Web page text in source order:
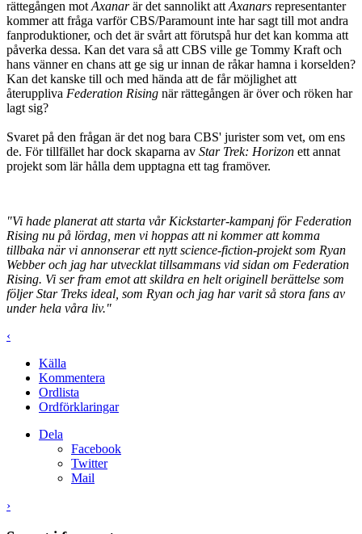
rättegången mot Axanarär det sannolikt att Axanars representanter
kommer att fråga varför CBS/Paramount inte har sagt till mot andra
fanproduktioner, och det är svårt att förutspå hur det kan komma att
påverka dessa. Kan det vara så att CBS ville ge Tommy Kraft och
hans vänner en chans att ge sig ur innan de råkar hamna i korselden?
Kan det kanske till och med hända att de får möjlighet att
återuppliva Federation Rising när rättegången är över och röken har
lagt sig?
Svaret på den frågan är det nog bara CBS' jurister som vet, om ens
de. För tillfället har dock skaparna av Star Trek: Horizon ett annat
projekt som lär hålla dem upptagna ett tag framöver.
"Vi hade planerat att starta vår Kickstarter-kampanj för Federation
Rising nu på lördag, men vi hoppas att ni kommer att komma
tillbaka när vi annonserar ett nytt science-fiction-projekt som Ryan
Webber och jag har utvecklat tillsammans vid sidan om Federation
Rising. Vi ser fram emot att skildra en helt originell berättelse som
följer Star Treks ideal, som Ryan och jag har varit så stora fans av
under hela våra liv."
‹
Källa
Kommentera
Ordlista
Ordförklaringar
Dela
Facebook
Twitter
Mail
›